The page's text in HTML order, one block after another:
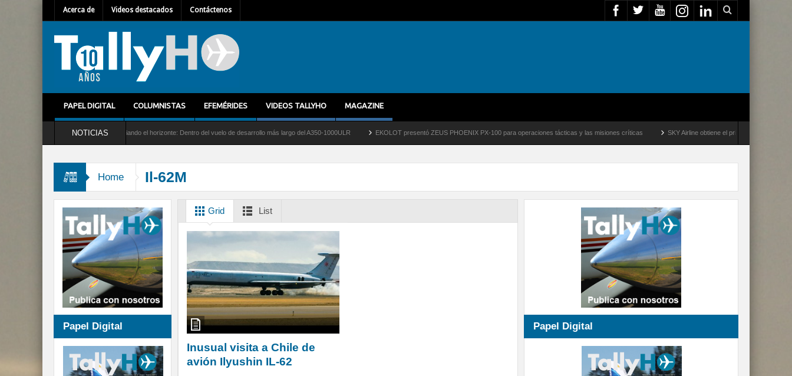
Acerca de Videos destacados Contáctenos
PAPEL DIGITAL COLUMNISTAS EFEMÉRIDES VIDEOS TALLYHO MAGAZINE
NOTICIASAmpliando el horizonte: Dentro del vuelo de desarrollo más largo del A350-1000ULR EKOLOT presentó ZEUS PHOENIX PX-100 para operaciones tácticas y las misiones críticas SKY Airline obtiene el primer lugar entre las
Home Il-62M
Grid List
Inusual visita a Chile de
avión Ilyushin IL-62
Papel Digital Papel Digital